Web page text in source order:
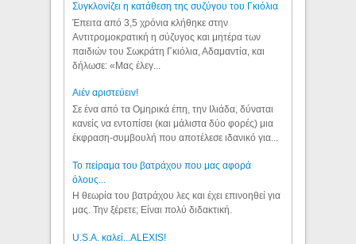
Συγκλονίζει η κατάθεση της συζύγου του Γκιόλια
Έπειτα από 3,5 χρόνια κλήθηκε στην
Αντιτρομοκρατική η σύζυγος και μητέρα των
παιδιών του Σωκράτη Γκιόλια, Αδαμαντία, και
δήλωσε: «Μας έλεγ...
Aιέν αριστεύειν!
Σε ένα από τα Ομηρικά έπη, την Ιλιάδα, δύναται
κανείς να εντοπίσει (και μάλιστα δύο φορές) μια
έκφραση-συμβουλή που αποτέλεσε ιδανικό για...
Το πείραμα του βατράχου που μας αφορά
όλους...
Η θεωρία του βατράχου λες και έχει επινοηθεί για
μας. Την ξέρετε; Είναι πολύ διδακτική.
U.S.A. καλεί...ALEXIS!